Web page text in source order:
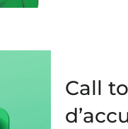
Call